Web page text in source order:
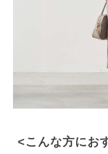
<こんな方にお